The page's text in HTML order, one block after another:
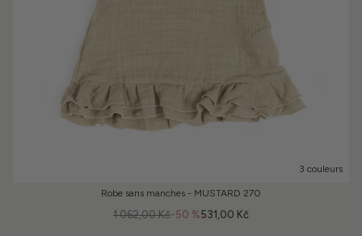
3 couleurs
Robe sans manches - MUSTARD 270
-50 %
1 062,00 Kč 531,00 Kč